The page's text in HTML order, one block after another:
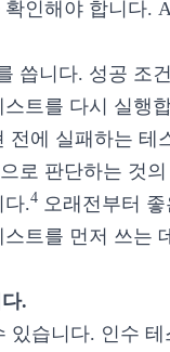
인해야 합니다.
씁니다. 성공 조
트를 다시 실행
전에 실패하는 테
로 판단하는 것
다.4 오래전부터
트를 먼저 쓰는
.
있습니다. 인수